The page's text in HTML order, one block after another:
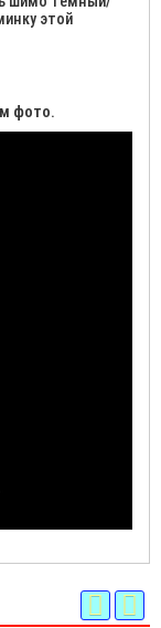
этой
фото.